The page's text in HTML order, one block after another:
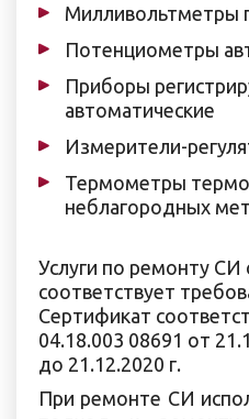
Милливольтметры
Потенциометры
Приборы
автоматические
Измерители-
Термометры
неблагородных
Услуги по ремонту
соответствует
Сертификат
04.18.003 08691 от
до 21.12.2020 г.
При ремонте СИ